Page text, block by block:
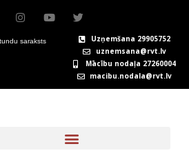
I
s
t
a
Y T
i
t
e
r
saraksts
Uzņemšana 29905752
uznemsana@rvt.lv
Mācību nodaļa 27260004
macibu.nodala@rvt.lv